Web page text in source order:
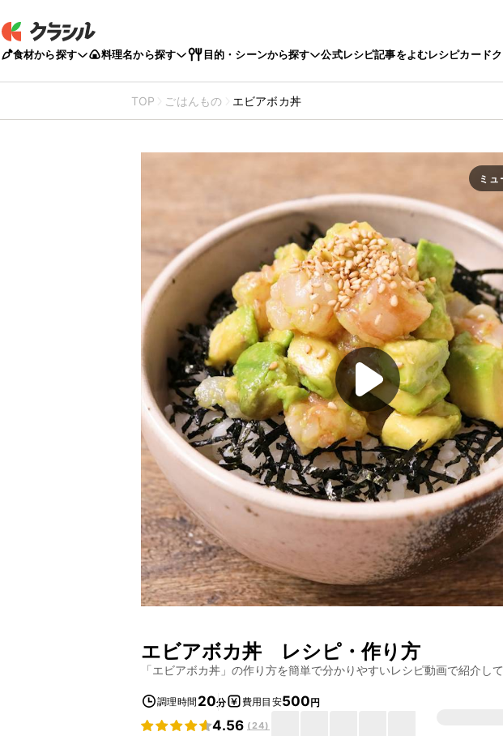
食材から探す 料理名から探す 目的・シーンから探す 公式レシピ記事をよむレシピカード
TOP ごはんもの エビアボカ丼
ミ
エビアボカ丼 レシピ・作り方
「エビアボカ丼 」の作り方を簡単で分かりやすいレシピ動画で紹介して
調理時間 20分 費用目安500円
4.56 (24)